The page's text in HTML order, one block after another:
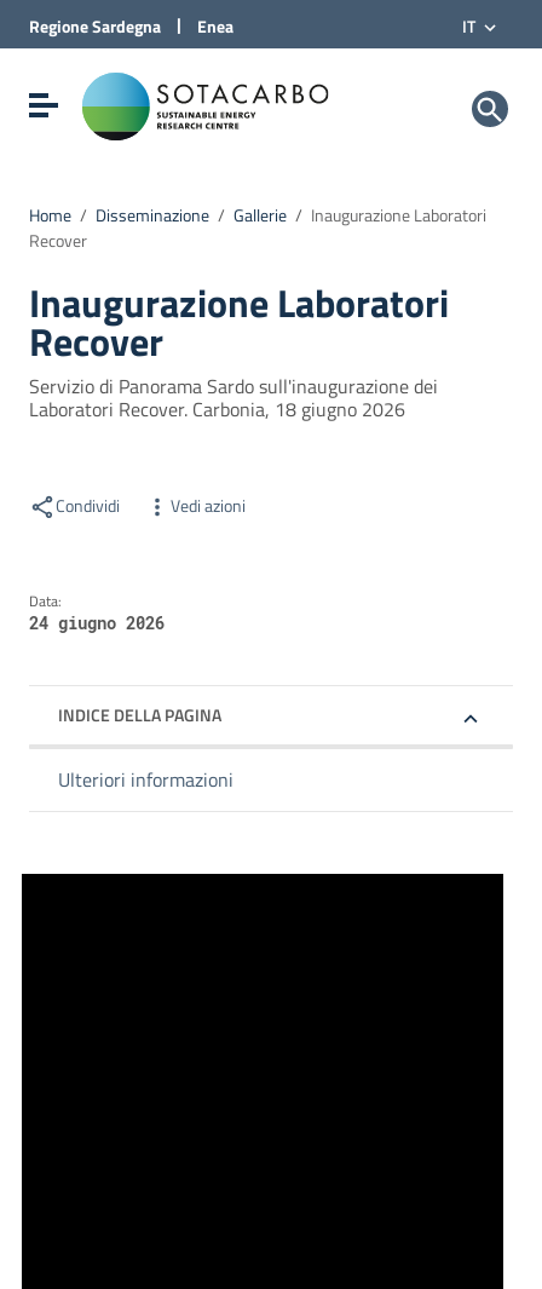
Vai al Contenuto
Vai alla navigazione del sito
Vai al Footer
RegioneSardegna | Enea IT
Visualizza/nascondi menu di navigazioneSotacarbo SpA
Home / Disseminazione / Gallerie / Inaugurazione Laboratori
Recover
Inaugurazione Laboratori
Recover
Servizio di Panorama Sardo sull'inaugurazione dei
Laboratori Recover. Carbonia, 18 giugno 2026
Condividi Vedi azioni
Data:
24 giugno 2026
INDICE DELLA PAGINA
Ulteriori informazioni